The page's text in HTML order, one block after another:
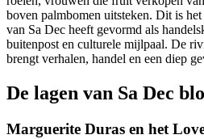
boven palmbomen uitsteken. Dit is
van Sa Dec heeft gevormd als
buitenpost en culturele mijlpaal. De
brengt verhalen, handel en een diep
De lagen van Sa Dec
Marguerite Duras en het